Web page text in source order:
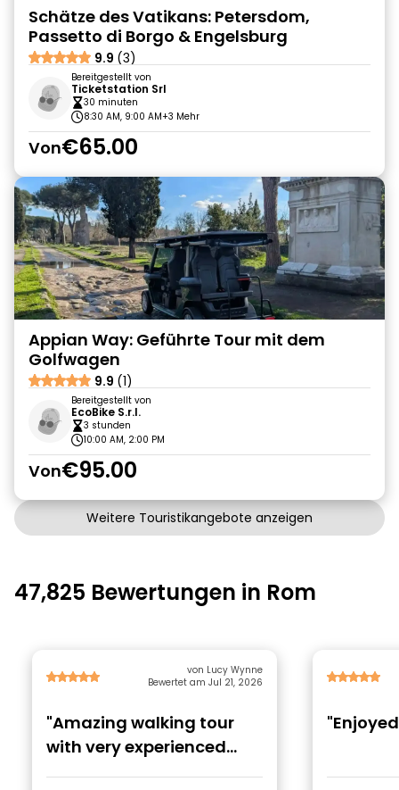
Schätze des Vatikans: Petersdom,
Passetto di Borgo & Engelsburg
9.9 (3)
Bereitgestellt von
Ticketstation Srl
30 minuten
8:30 AM, 9:00 AM+3 Mehr
Von€65.00
Appian Way: Geführte Tour mit dem
Golfwagen
9.9 (1)
Bereitgestellt von
EcoBike S.r.l.
3 stunden
10:00 AM, 2:00 PM
Von€95.00
Weitere Touristikangebote anzeigen
47,825 Bewertungen in Rom
von Lucy Wynne
Bewertet am Jul 21, 2026
"Amazing walking tour
with very experienced
guide."